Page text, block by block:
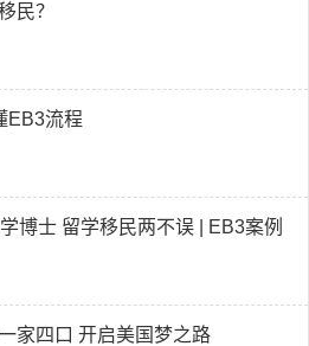
民？
EB3流程
博士 留学移民两不误 | EB3案例
家四口 开启美国梦之路